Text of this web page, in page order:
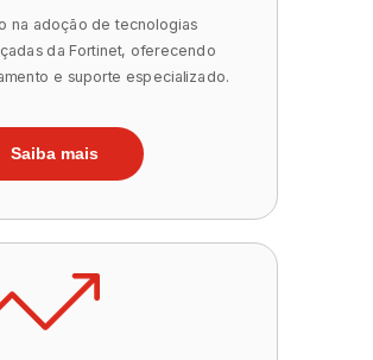
na adoção de tecnologias
da Fortinet, oferecendo
e suporte especializado.
Saiba mais